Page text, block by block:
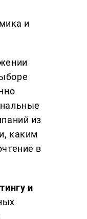
и
из
каким
в
и